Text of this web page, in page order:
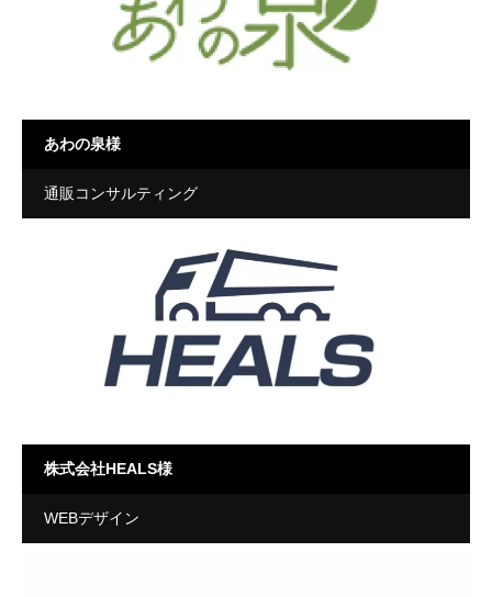
あわの泉様
通販コンサルティング
株式会社HEALS様
WEBデザイン